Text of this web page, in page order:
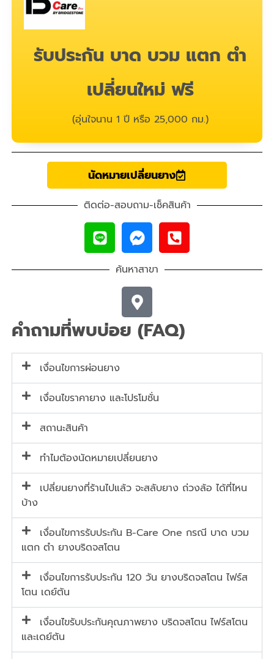
รับประกัน บาด บวม แตก ตำ
เปลี่ยนใหม่ ฟรี
(อุ่นใจนาน 1 ปี หรือ 25,000 กม.)
นัดหมายเปลี่ยนยาง
ติดต่อ-สอบถาม-เช็คสินค้า
ค้นหาสาขา
คำถามที่พบบ่อย (FAQ)
เงื่อนไขการผ่อนยาง
เงื่อนไขราคายาง และโปรโมชั่น
สถานะสินค้า
ทำไมต้องนัดหมายเปลี่ยนยาง
เปลี่ยนยางที่ร้านไปแล้ว จะสลับยาง ถ่วงล้อ ได้ที่ไหน
บ้าง
เงื่อนไขการรับประกัน B-Care One กรณี บาด บวม
แตก ตำ ยางบริดจสโตน
เงื่อนไขการรับประกัน 120 วัน ยางบริดจสโตน ไฟร์ส
โตน เดย์ตัน
เงื่อนไขรับประกันคุณภาพยาง บริดจสโตน ไฟร์สโตน
และเดย์ตัน